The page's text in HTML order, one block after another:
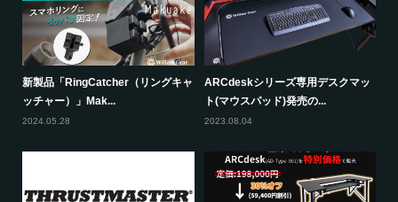
新製品「RingCatcher（リングキャ
ッチャー）」Mak...
2024.05.28
ARCdeskシリーズ専用デスクマッ
ト(マウスパッド)発売の...
2023.08.04